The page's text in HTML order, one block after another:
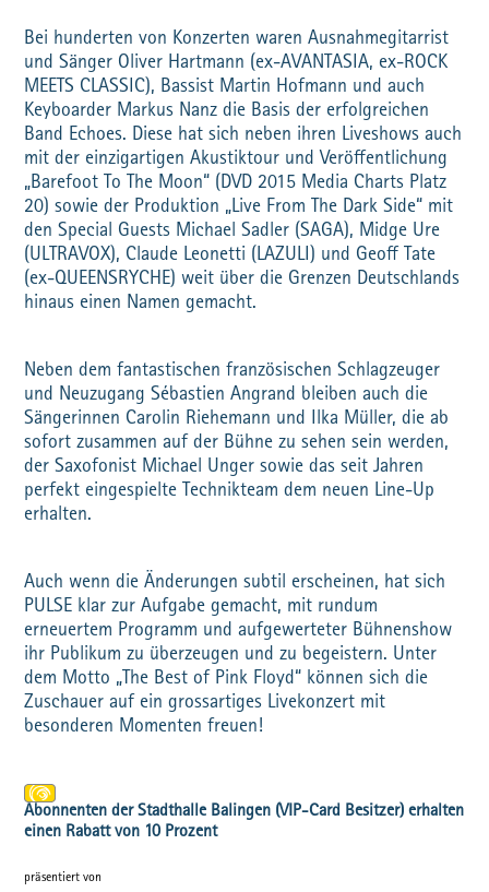
Bei hunderten von Konzerten waren Ausnahmegitarrist
und Sänger Oliver Hartmann (ex-AVANTASIA, ex-ROCK
MEETS CLASSIC), Bassist Martin Hofmann und auch
Keyboarder Markus Nanz die Basis der erfolgreichen
Band Echoes. Diese hat sich neben ihren Liveshows auch
mit der einzigartigen Akustiktour und Veröffentlichung
„Barefoot To The Moon“ (DVD 2015 Media Charts Platz
20) sowie der Produktion „Live From The Dark Side“ mit
den Special Guests Michael Sadler (SAGA), Midge Ure
(ULTRAVOX), Claude Leonetti (LAZULI) und Geoff Tate
(ex-QUEENSRYCHE) weit über die Grenzen Deutschlands
hinaus einen Namen gemacht.
Neben dem fantastischen französischen Schlagzeuger
und Neuzugang Sébastien Angrand bleiben auch die
Sängerinnen Carolin Riehemann und Ilka Müller, die ab
sofort zusammen auf der Bühne zu sehen sein werden,
der Saxofonist Michael Unger sowie das seit Jahren
perfekt eingespielte Technikteam dem neuen Line-Up
erhalten.
Auch wenn die Änderungen subtil erscheinen, hat sich
PULSE klar zur Aufgabe gemacht, mit rundum
erneuertem Programm und aufgewerteter Bühnenshow
ihr Publikum zu überzeugen und zu begeistern. Unter
dem Motto „The Best of Pink Floyd“ können sich die
Zuschauer auf ein grossartiges Livekonzert mit
besonderen Momenten freuen!